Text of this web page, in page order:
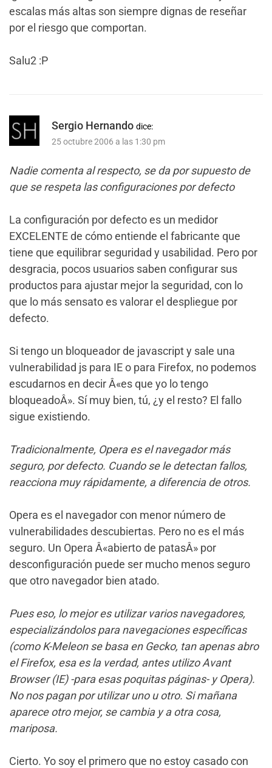
escalas más altas son siempre dignas de reseñar
por el riesgo que comportan.
Salu2 :P
Sergio Hernando dice:
25 octubre 2006 a las 1:30 pm
Nadie comenta al respecto, se da por supuesto de
que se respeta las configuraciones por defecto
La configuración por defecto es un medidor
EXCELENTE de cómo entiende el fabricante que
tiene que equilibrar seguridad y usabilidad. Pero por
desgracia, pocos usuarios saben configurar sus
productos para ajustar mejor la seguridad, con lo
que lo más sensato es valorar el despliegue por
defecto.
Si tengo un bloqueador de javascript y sale una
vulnerabilidad js para IE o para Firefox, no podemos
escudarnos en decir Â«es que yo lo tengo
bloqueadoÂ». Sí muy bien, tú, ¿y el resto? El fallo
sigue existiendo.
Tradicionalmente, Opera es el navegador más
seguro, por defecto. Cuando se le detectan fallos,
reacciona muy rápidamente, a diferencia de otros.
Opera es el navegador con menor número de
vulnerabilidades descubiertas. Pero no es el más
seguro. Un Opera Â«abierto de patasÂ» por
desconfiguración puede ser mucho menos seguro
que otro navegador bien atado.
Pues eso, lo mejor es utilizar varios navegadores,
especializándolos para navegaciones específicas
(como K-Meleon se basa en Gecko, tan apenas abro
el Firefox, esa es la verdad, antes utilizo Avant
Browser (IE) -para esas poquitas páginas- y Opera).
No nos pagan por utilizar uno u otro. Si mañana
aparece otro mejor, se cambia y a otra cosa,
mariposa.
Cierto. Yo soy el primero que no estoy casado con